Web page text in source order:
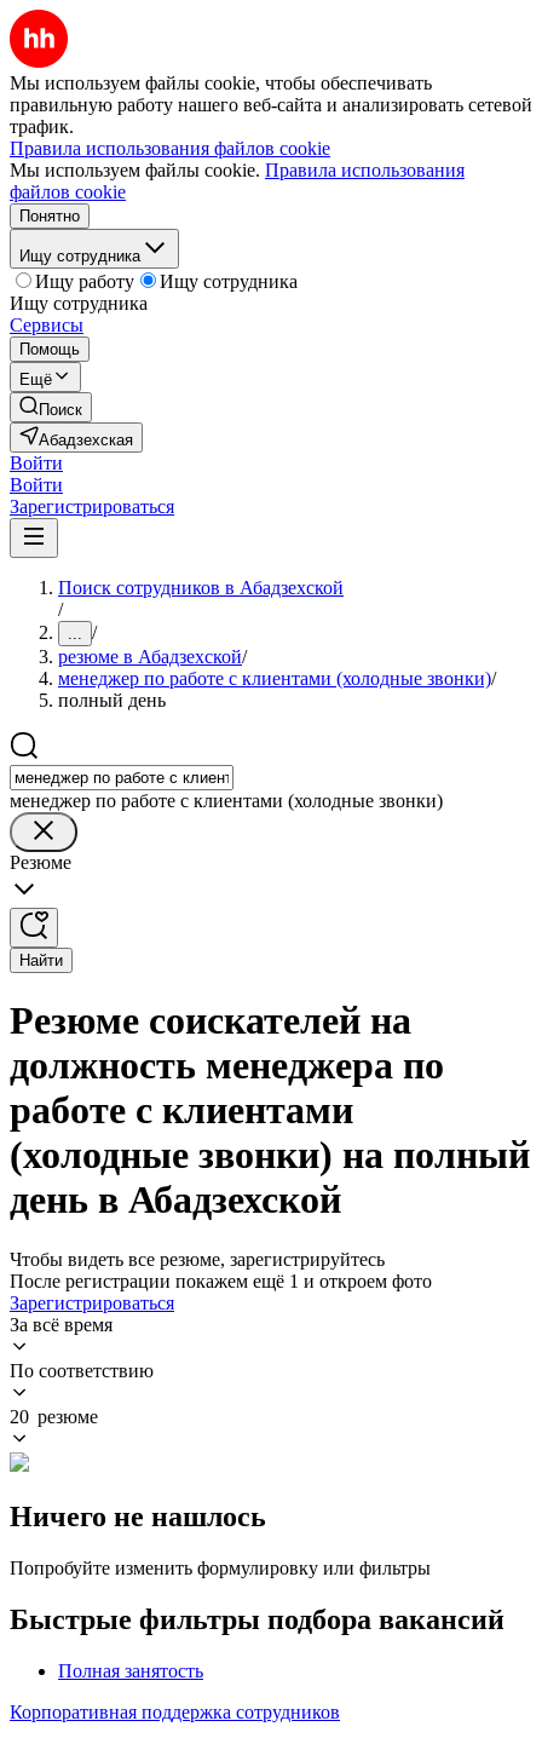
Мы используем файлы cookie, чтобы обеспечивать
правильную работу нашего веб-сайта и анализировать сетевой
трафик.
Правила использования файлов cookie
Мы используем файлы cookie. Правила использования
файлов cookie
Понятно
Ищу сотрудника
Ищу работу
Ищу сотрудника
Ищу сотрудника
Сервисы
Помощь
Ещё
Поиск
Абадзехская
Войти
Войти
Зарегистрироваться
Поиск сотрудников в Абадзехской
/
... /
резюме в Абадзехской/
менеджер по работе с клиентами (холодные звонки)/
полный день
менеджер по работе с клиентами (холодные звонки)
Резюме
Найти
Резюме соискателей на
должность менеджера по
работе с клиентами
(холодные звонки) на полный
день в Абадзехской
Чтобы видеть все резюме, зарегистрируйтесь
После регистрации покажем ещё 1 и откроем фото
Зарегистрироваться
За всё время
По соответствию
20 резюме
Ничего не нашлось
Попробуйте изменить формулировку или фильтры
Быстрые фильтры подбора вакансий
Полная занятость
Корпоративная поддержка сотрудников